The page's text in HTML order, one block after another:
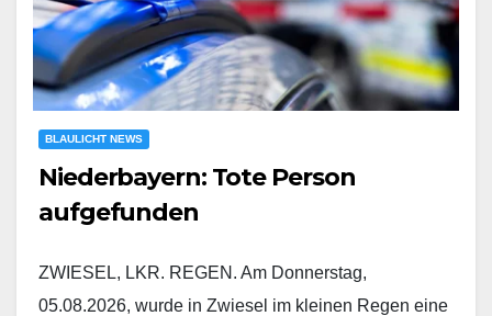
BLAULICHT NEWS
Niederbayern: Tote Person
aufgefunden
ZWIESEL, LKR. REGEN. Am Donnerstag,
05.08.2026, wurde in Zwiesel im kleinen Regen eine